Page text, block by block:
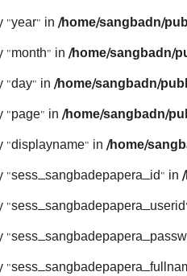
"year" in /home/sangbadn/
"month" in /home/sangbadn/
"day" in /home/sangbadn/
"page" in /home/sangbadn/
"displayname" in /home/
"sess_sangbadepapera_id" in